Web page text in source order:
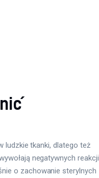
ludzkie tkanki, dlatego też
negatywnych reakcji
o zachowanie sterylnych